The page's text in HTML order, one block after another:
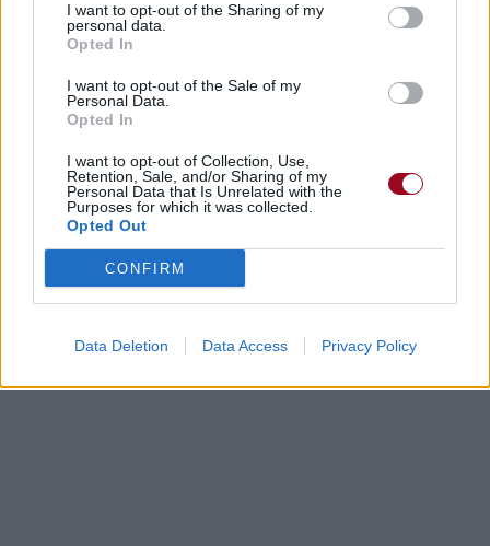
I want to opt-out of the Sharing of my
personal data.
Opted In
I want to opt-out of the Sale of my
Personal Data.
Opted In
I want to opt-out of Collection, Use,
Retention, Sale, and/or Sharing of my
Personal Data that Is Unrelated with the
Purposes for which it was collected.
Opted Out
CONFIRM
Data Deletion Data Access Privacy Policy